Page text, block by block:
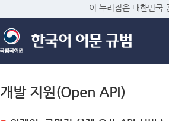
이 누리집은 대한민국
개발 지원(Open API)